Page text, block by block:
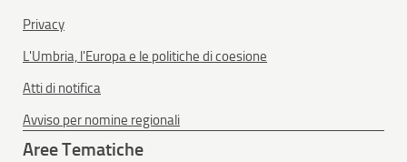
Privacy
L'Umbria, l'Europa e le politiche di coesione
Atti di notifica
Avviso per nomine regionali
Aree Tematiche